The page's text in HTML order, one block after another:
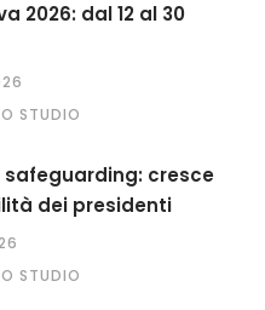
2026: dal 12 al 30
STUDIO
safeguarding: cresce
dei presidenti
STUDIO